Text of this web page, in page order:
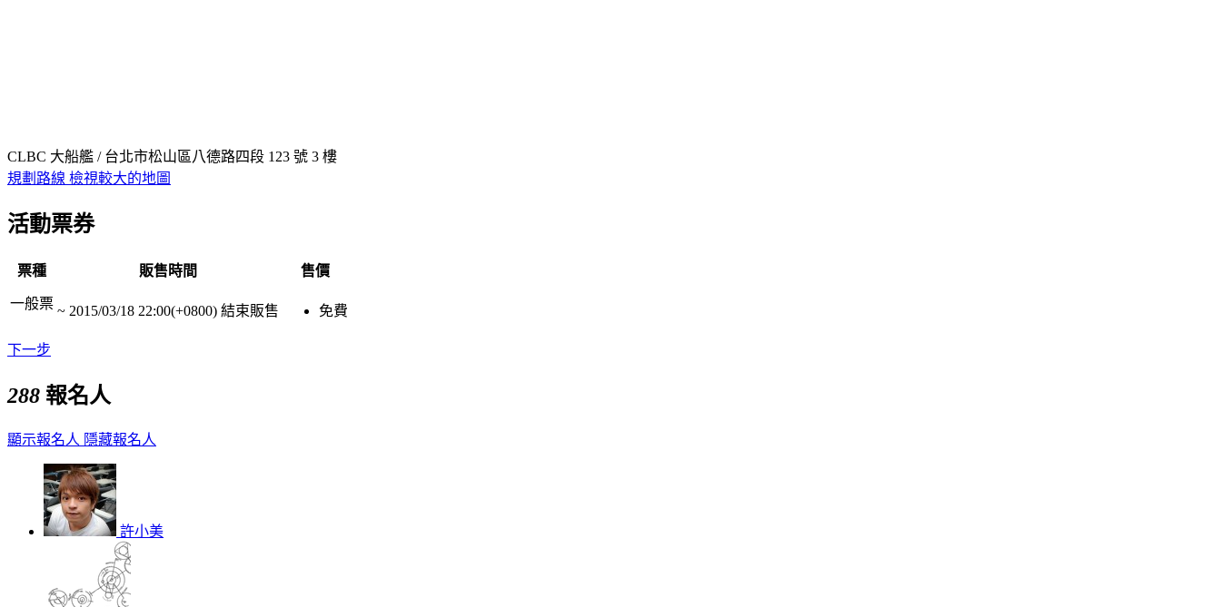
CLBC 大船艦 / 台北市松山區八德路四段 123 號 3 樓
規劃路線 檢視較大的地圖
活動票券
票種 販售時間 售價
一般票 ~ 2015/03/18 22:00(+0800) 結束販售 免費
下一步
288 報名人
顯示報名人 隱藏報名人
許小美